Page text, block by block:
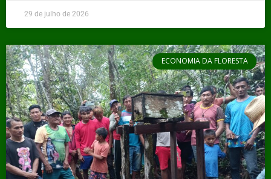
29 de julho de 2026
ECONOMIA DA FLORESTA